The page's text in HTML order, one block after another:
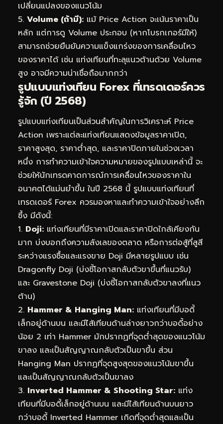
เปลี่ยนแปลงของแนวโน้ม
5. Volume (ถ้ามี): แม้ Price Action จะเน้นราคาเป็น
หลัก แต่การดู Volume ประกอบ (หากโบรกเกอร์มีให้)
สามารถช่วยยืนยันความแข็งแกร่งของการเคลื่อนไหว
ของราคาได้ เช่น แท่งเทียนที่ทะลุแนวต้านด้วย Volume
สูง อาจมีความน่าเชื่อถือมากกว่า
รูปแบบแท่งเทียน Forex ที่เทรดเดอร์ควร
รู้จัก (ปี 2568)
รูปแบบแท่งเทียนเป็นส่วนสำคัญในการวิเคราะห์ Price
Action เพราะแต่ละแท่งเทียนแสดงข้อมูลราคาเปิด,
ราคาสูงสุด, ราคาต่ำสุด, และราคาปิดภายในช่วงเวลา
หนึ่ง การทำความเข้าใจความหมายของรูปแบบเหล่านี้ จะ
ช่วยให้นักเทรดคาดการณ์การเคลื่อนไหวของราคาใน
อนาคตได้แม่นยำขึ้น ในปี 2568 นี้ รูปแบบแท่งเทียนที่
เทรดเดอร์ Forex ควรมองหาและทำความเข้าใจอย่างลึก
ซึ้ง มีดังนี้:
1. Doji: แท่งเทียนที่มีราคาเปิดและราคาปิดใกล้เคียงกัน
มาก บ่งบอกถึงความลังเลของตลาด หรือการต่อสู้ที่สูสี
ระหว่างแรงซื้อและแรงขาย Doji มีหลายรูปแบบ เช่น
Dragonfly Doji (บ่งชี้โอกาสกลับตัวขาขึ้นที่แนวรับ)
และ Gravestone Doji (บ่งชี้โอกาสกลับตัวขาลงที่แนว
ต้าน)
2. Hammer & Hanging Man: แท่งเทียนที่มีบอดี้
เล็กอยู่ด้านบน และมีไส้เทียนด้านล่างยาวกว่าบอดี้อย่าง
น้อย 2 เท่า Hammer มักปรากฏที่จุดต่ำสุดของแนวโน้ม
ขาลง และเป็นสัญญาณกลับตัวเป็นขาขึ้น ส่วน
Hanging Man ปรากฏที่จุดสูงสุดของแนวโน้มขาขึ้น
และเป็นสัญญาณกลับตัวเป็นขาลง
3. Inverted Hammer & Shooting Star: แท่ง
เทียนที่มีบอดี้เล็กอยู่ด้านบน และมีไส้เทียนด้านบนยาว
กว่าบอดี้ Inverted Hammer เกิดที่จุดต่ำสุดและเป็น